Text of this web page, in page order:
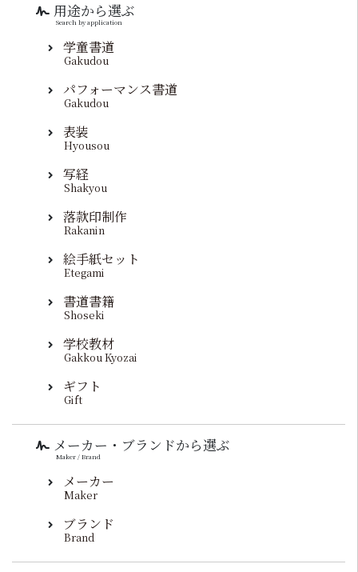
用途から選ぶ
Search by application
学童書道
Gakudou
パフォーマンス書道
Gakudou
表装
Hyousou
写経
Shakyou
落款印制作
Rakanin
絵手紙セット
Etegami
書道書籍
Shoseki
学校教材
Gakkou Kyozai
ギフト
Gift
メーカー・ブランドから選ぶ
Maker / Brand
メーカー
Maker
ブランド
Brand